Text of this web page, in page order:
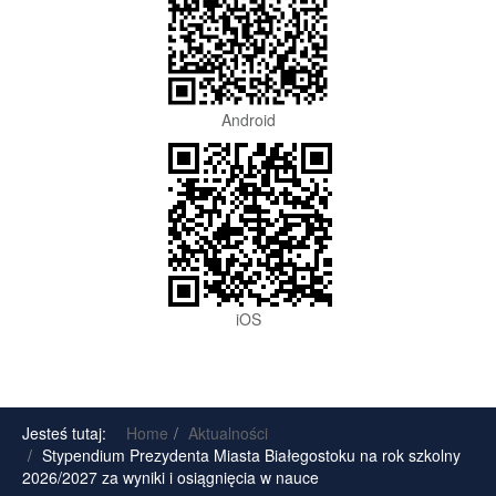
Android
iOS
Jesteś tutaj: Home
Aktualności
Stypendium Prezydenta Miasta Białegostoku na rok szkolny
2026/2027 za wyniki i osiągnięcia w nauce